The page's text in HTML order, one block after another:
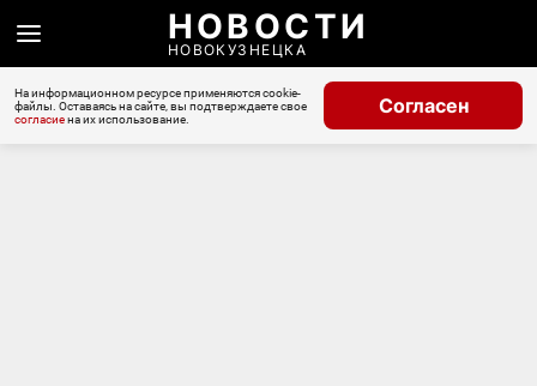
НОВОСТИ
НОВОКУЗНЕЦКА
На информационном ресурсе применяются cookie-
файлы. Оставаясь на сайте, вы подтверждаете свое
согласиена их использование.
Согласен